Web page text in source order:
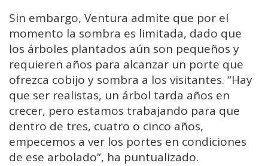
Sin embargo, Ventura admite que por el
momento la sombra es limitada, dado que
los árboles plantados aún son pequeños y
requieren años para alcanzar un porte que
ofrezca cobijo y sombra a los visitantes. “Hay
que ser realistas, un árbol tarda años en
crecer, pero estamos trabajando para que
dentro de tres, cuatro o cinco años,
empecemos a ver los portes en condiciones
de ese arbolado”, ha puntualizado.